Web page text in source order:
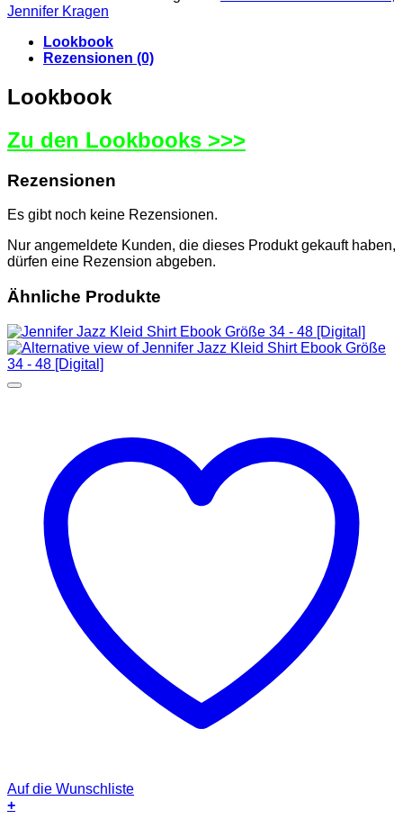
Jennifer Kragen
Lookbook
Rezensionen (0)
Lookbook
Zu den Lookbooks >>>
Rezensionen
Es gibt noch keine Rezensionen.
Nur angemeldete Kunden, die dieses Produkt gekauft haben,
dürfen eine Rezension abgeben.
Ähnliche Produkte
Auf die Wunschliste
+